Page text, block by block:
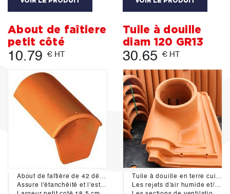
Teinte: rouge sienne
Conforme à la norme NF EN 490
About de faîtiere
petit côté
10.79 € HT
About de faîtière de 42 début petit côté béton.
Assure l'étanchéité et l'esthétique en bout de faîtage - se place à l'opposé des vents dominants.
Tuile à douille
diam 120 GR13
30.65 € HT
Tuile à douille en terre cuite Gallo-Romane
Les rejets d'air humide et/ou vicié provenant de ventilation ou d'extraction des pièces d'habitation par VMC ou autre, doivent impérativement s'effectuer hors des combles.